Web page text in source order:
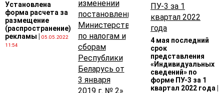
Установлена
форма расчета за
размещение
(распространение)
рекламы
05.05.2022
11:54
4 мая последний
срок
представления
«Индивидуальных
сведений» по
форме ПУ-3 за 1
квартал 2022 года